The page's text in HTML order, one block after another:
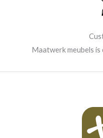
Maatwerk meubels is